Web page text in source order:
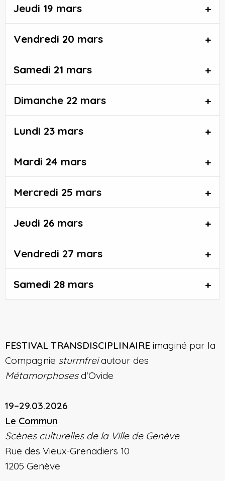
Jeudi 19 mars
Vendredi 20 mars
Samedi 21 mars
Dimanche 22 mars
Lundi 23 mars
Mardi 24 mars
Mercredi 25 mars
Jeudi 26 mars
Vendredi 27 mars
Samedi 28 mars
FESTIVAL TRANSDISCIPLINAIRE imaginé par la
Compagnie sturmfreiautour des
Métamorphosesd'Ovide
19–29.03.2026
Le Commun
Scènes culturelles de la Ville de Genève
Rue des Vieux-Grenadiers 10
1205 Genève